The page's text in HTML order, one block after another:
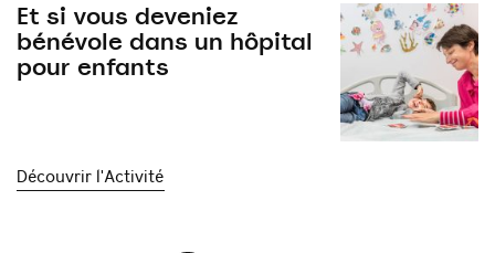
Et si vous deveniez
bénévole dans un hôpital
pour enfants
Découvrir l'Activité